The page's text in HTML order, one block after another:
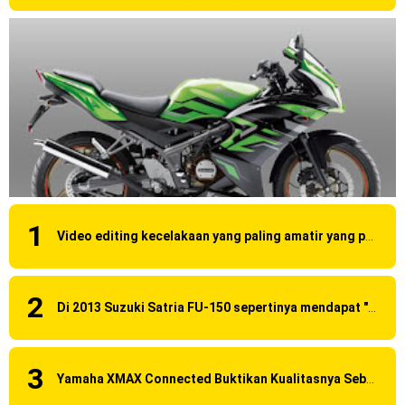
Honda Indonesia resmi jual New CBR 1000RR-R Fireblade
Dukung MotoGP Mandalika 2024, AHM serahkan 10 unit
motor listrik EM1 e
Yamaha Indonesia resmi luncurkan Nmax 155 Turbo
Sudah pakai winglet Karbon, Yamaha resmi merilis YZF-R1
dan YZF-R1M model 2025 !
Edition 2025
Berkenalan dengan KTM 990 RC R, jagoan baru dari KTM !
Yamaha Rilis New R15M versi 2024, makin sangar !